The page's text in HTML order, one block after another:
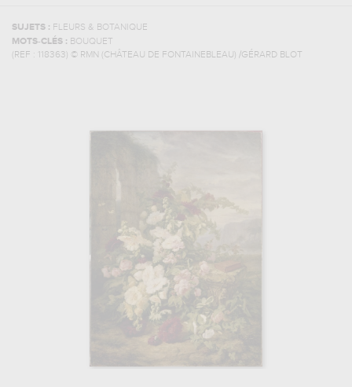
SUJETS : FLEURS & BOTANIQUE
MOTS-CLÉS : BOUQUET
(REF :
118363) © RMN (CHÂTEAU DE FONTAINEBLEAU) /GÉRARD BLOT